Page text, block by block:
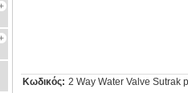
Κωδικός: 2 Way Water Valve Sutrak